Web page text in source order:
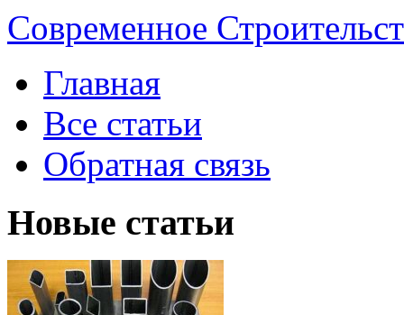
Современное
Главная
Все статьи
Обратная связь
Новые статьи